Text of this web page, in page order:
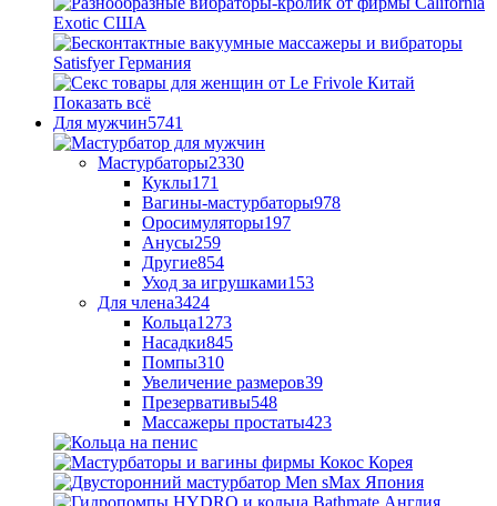
Показать всё
Для мужчин5741
Мастурбаторы2330
Куклы171
Вагины-мастурбаторы978
Оросимуляторы197
Анусы259
Другие854
Уход за игрушками153
Для члена3424
Кольца1273
Насадки845
Помпы310
Увеличение размеров39
Презервативы548
Массажеры простаты423